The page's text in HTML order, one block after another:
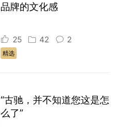
品牌的文化感
25 42 2
精选
“古驰，并不知道您这是怎
么了”